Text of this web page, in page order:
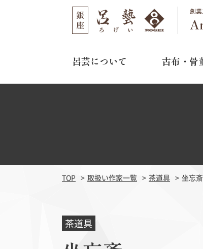
定休日
水曜日・木曜日
呂芸について 古布・骨
よくある質
TOP 取扱い作家一覧 茶道具 坐忘斎
茶道具